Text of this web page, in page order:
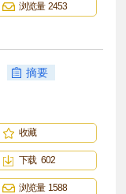
浏览量 2453
摘要
收藏
下载 602
浏览量 1588